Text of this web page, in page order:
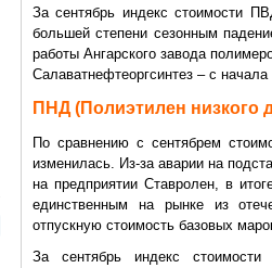
За сентябрь индекс стоимости
большей степени сезонным
работы Ангарского завода
Салаватнефтеоргсинтез – с начала
ПНД (Полиэтилен низкого
По сравнению с сентябрем
изменилась. Из-за аварии на
на предприятии Ставролен, в
единственным на рынке из
отпускную стоимость базовых
За сентябрь индекс